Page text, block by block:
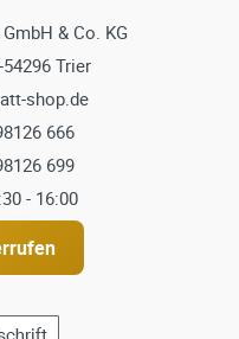
& Co. KG
Trier
shop.de
666
699
- 16:00